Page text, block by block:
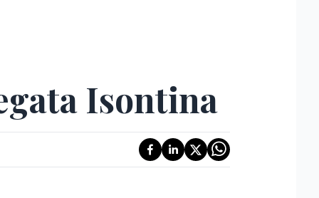
Isontina